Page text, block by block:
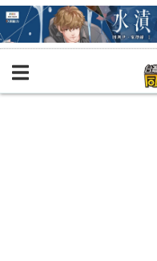
BOOKY書集倉庫